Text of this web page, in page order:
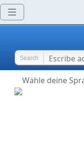
Search
Wähle deine